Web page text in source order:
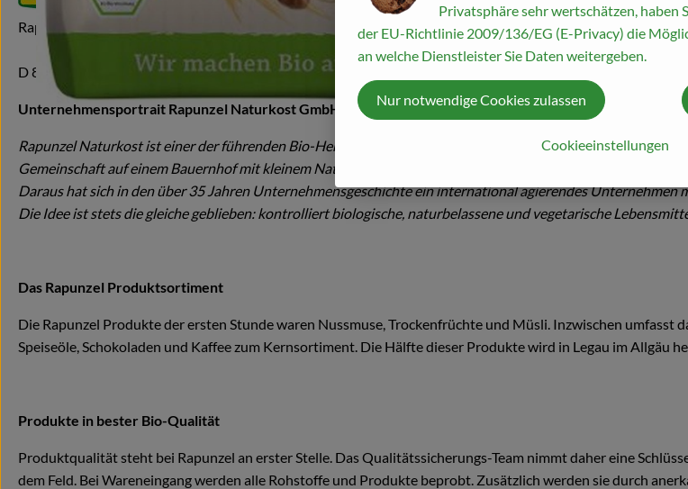
Rapunzel Naturkost GmbH & Co. KG
D 87764 Legau
Unternehmensportrait Rapunzel Naturkost GmbH
Rapunzel Naturkost ist einer der führenden Bio-Hersteller in Europa. Begonnen hat alles ganz klein: 1974
Gemeinschaft auf einem Bauernhof mit kleinem Naturkostladen im bayerischen Augsburg.
Daraus hat sich in den über 35 Jahren Unternehmensgeschichte ein international agierendes
Die Idee ist stets die gleiche geblieben: kontrolliert biologische, naturbelassene und vegetarische
Das Rapunzel Produktsortiment
Die Rapunzel Produkte der ersten Stunde waren Nussmuse, Trockenfrüchte und Müsli. Inzwischen umfasst
Speiseöle, Schokoladen und Kaffee zum Kernsortiment. Die Hälfte dieser Produkte wird in Legau im Allgäu
Produkte in bester Bio-Qualität
Produktqualität steht bei Rapunzel an erster Stelle. Das Qualitätssicherungs-Team nimmt daher eine
dem Feld. Bei Wareneingang werden alle Rohstoffe und Produkte beprobt. Zusätzlich werden sie durch
Privatsphäre sehr wertschätzen, haben
der EU-Richtlinie 2009/136/EG (E-Privacy) die
an welche Dienstleister Sie Daten weitergeben.
Cookieeinstellungen
Nur notwendige Cookies zulassen